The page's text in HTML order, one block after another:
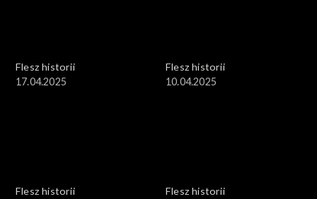
Flesz historii
17.04.2025
Flesz historii
10.04.2025
Flesz historii
Flesz historii